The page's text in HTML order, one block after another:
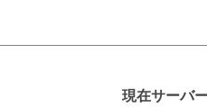
現在サーバ